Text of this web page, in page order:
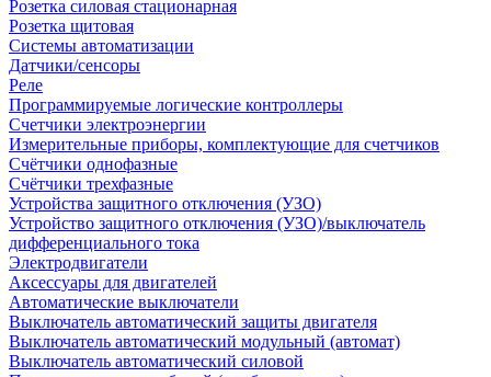
Розетка силовая стационарная
Розетка щитовая
Системы автоматизации
Датчики/сенсоры
Реле
Программируемые логические контроллеры
Счетчики электроэнергии
Измерительные приборы, комплектующие для счетчиков
Счётчики однофазные
Счётчики трехфазные
Устройства защитного отключения (УЗО)
Устройство защитного отключения (УЗО)/выключатель
дифференциального тока
Электродвигатели
Аксессуары для двигателей
Автоматические выключатели
Выключатель автоматический защиты двигателя
Выключатель автоматический модульный (автомат)
Выключатель автоматический силовой